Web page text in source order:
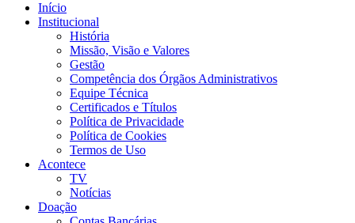
Início
Institucional
História
Missão, Visão e Valores
Gestão
Competência dos Órgãos Administrativos
Equipe Técnica
Certificados e Títulos
Política de Privacidade
Política de Cookies
Termos de Uso
Acontece
TV
Notícias
Doação